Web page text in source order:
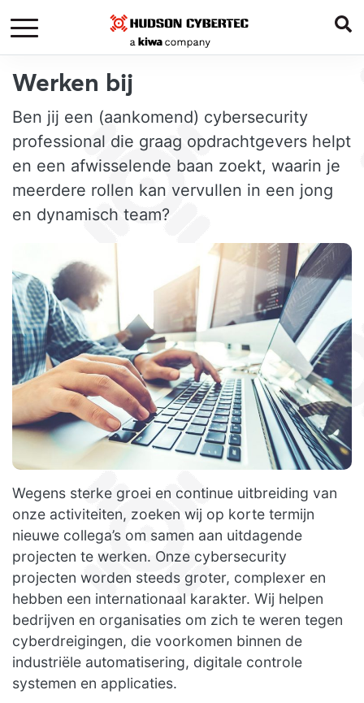
Werken bij
Ben jij een (aankomend) cybersecurity
professional die graag opdrachtgevers helpt
en een afwisselende baan zoekt, waarin je
meerdere rollen kan vervullen in een jong
en dynamisch team?
Wegens sterke groei en continue uitbreiding van
onze activiteiten, zoeken wij op korte termijn
nieuwe collega’s om samen aan uitdagende
projecten te werken. Onze cybersecurity
projecten worden steeds groter, complexer en
hebben een internationaal karakter. Wij helpen
bedrijven en organisaties om zich te weren tegen
cyberdreigingen, die voorkomen binnen de
industriële automatisering, digitale controle
systemen en applicaties.